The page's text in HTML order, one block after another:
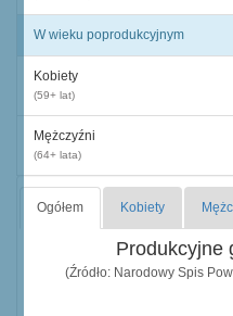
W wieku poprodukcyjnym
Kobiety
(59+ lat)
Mężczyźni
(64+ lata)
Ogółem Kobiety
Produkcyjne
(Źródło: Narodowy Spis